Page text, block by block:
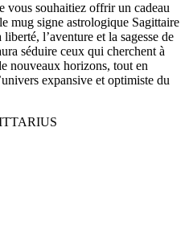
vous souhaitiez offrir un cadeau
mug signe astrologique Sagittaire
l’aventure et la sagesse de
séduire ceux qui cherchent à
nouveaux horizons, tout en
expansive et optimiste du